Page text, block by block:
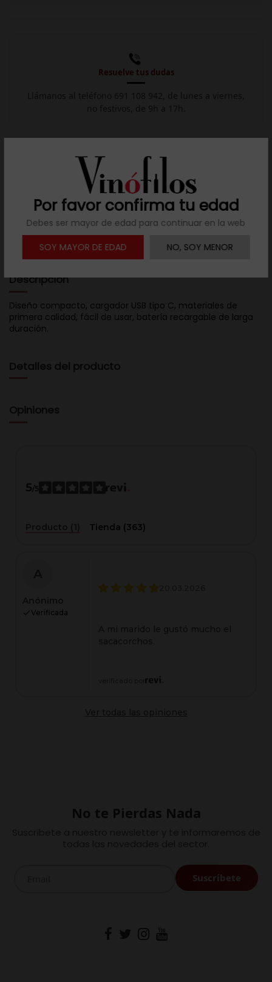
Por favor confirma tu edad
Debes ser mayor de edad para continuar en la web
SOY MAYOR DE EDAD
NO, SOY MENOR
Resuelve tus dudas
Descargar ficha
4.8 / 5 1137 opiniones en
Descripción
Diseño compacto, cargador USB tipo C, materiales de
primera calidad, fácil de usar, batería recargable de larga
duración.
Detalles del producto
Opiniones
5/5
Tienda (363)
Verificada
No te Pierdas Nada